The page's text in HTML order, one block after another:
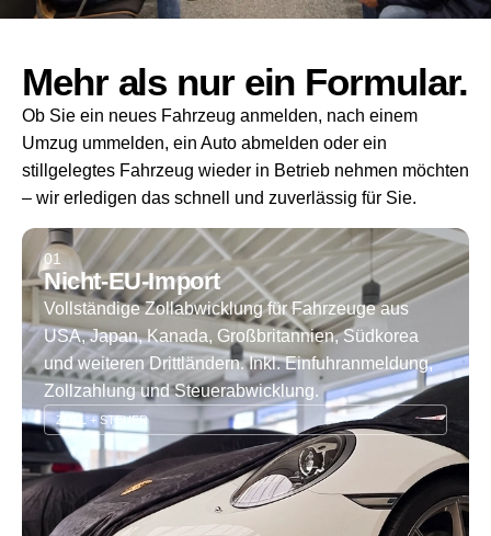
Mehr als nur ein Formular.
Ob Sie ein neues Fahrzeug anmelden, nach einem
Umzug ummelden, ein Auto abmelden oder ein
stillgelegtes Fahrzeug wieder in Betrieb nehmen möchten
– wir erledigen das schnell und zuverlässig für Sie.
01
Nicht-EU-Import
Vollständige Zollabwicklung für Fahrzeuge aus
USA, Japan, Kanada, Großbritannien, Südkorea
und weiteren Drittländern. Inkl. Einfuhranmeldung,
Zollzahlung und Steuerabwicklung.
ZOLL + STEUER